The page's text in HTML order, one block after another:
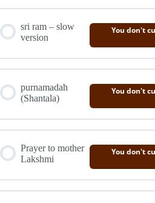
sri ram – slow
version
You don't
purnamadah
(Shantala)
You don't
Prayer to mother
Lakshmi
You don't